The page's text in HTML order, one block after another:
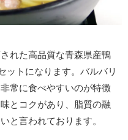
れた高品質な青森県産鴨
ットになります。バルバリ
常に食べやすいのが特徴
とコクがあり、脂質の融
と言われております。